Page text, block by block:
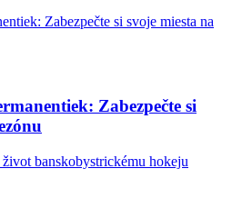
Zabezpečte si